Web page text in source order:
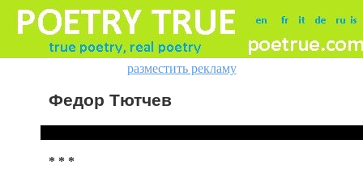
разместить рекламу
Федор Тютчев
* * *